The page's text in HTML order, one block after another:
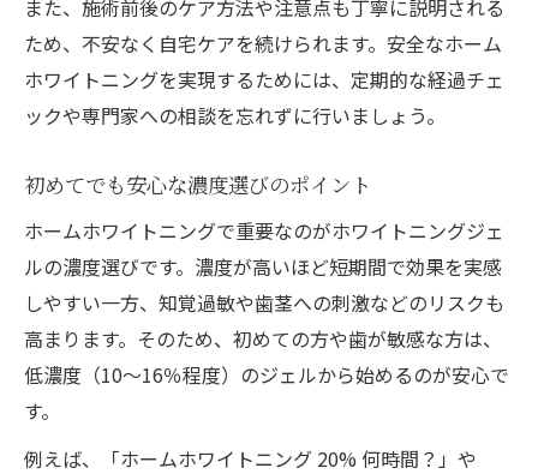
度
知覚過敏を防ぐ低濃度ホームホワイトニン
グ
とは
低濃度ホームホワイトニングの効果と安全
性
知覚過敏が心配な方のケア手順まとめ
知覚過敏対策に適したホームホワイトニン
グ濃度
法
また、施術前後のケア方法や注意点も丁寧に説明される
ため、不安なく自宅ケアを続けられます。安全なホーム
ホワイトニングを実現するためには、定期的な経過チェ
ックや専門家への相談を忘れずに行いましょう。
初めてでも安心な濃度選びのポイント
ホームホワイトニングで重要なのがホワイトニングジェ
ルの濃度選びです。濃度が高いほど短期間で効果を実感
しやすい一方、知覚過敏や歯茎への刺激などのリスクも
高まります。そのため、初めての方や歯が敏感な方は、
低濃度（10～16％程度）のジェルから始めるのが安心で
す。
例えば、「ホームホワイトニング 20% 何時間？」や